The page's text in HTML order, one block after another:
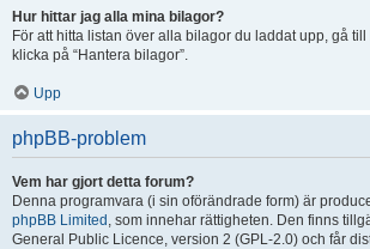
Hur hittar jag alla mina bilagor?
För att hitta listan över alla bilagor du laddat upp, gå
klicka på “Hantera bilagor”.
Upp
phpBB-problem
Vem har gjort detta forum?
Denna programvara (i sin oförändrade form) är
phpBB Limited , som innehar rättigheten. Den finns
General Public Licence, version 2 (GPL-2.0) och får